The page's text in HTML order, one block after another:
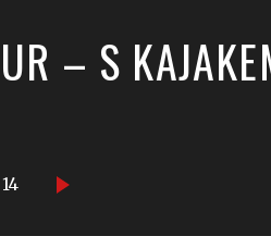
– S